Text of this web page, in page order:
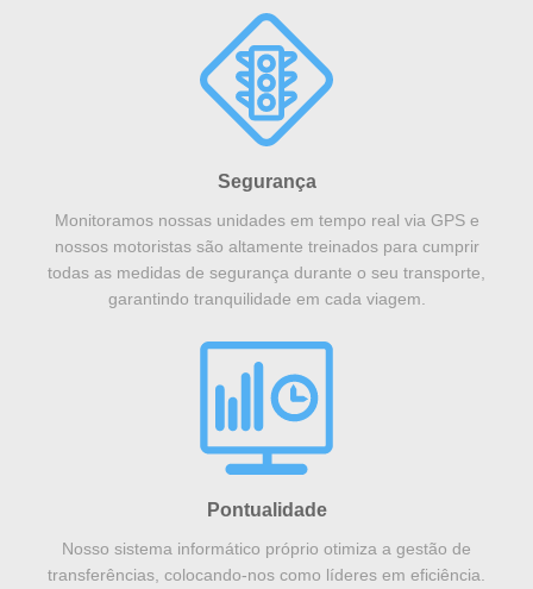
Segurança
Monitoramos nossas unidades em tempo real via GPS e
nossos motoristas são altamente treinados para cumprir
todas as medidas de segurança durante o seu transporte,
garantindo tranquilidade em cada viagem.
Pontualidade
Nosso sistema informático próprio otimiza a gestão de
transferências, colocando-nos como líderes em eficiência.